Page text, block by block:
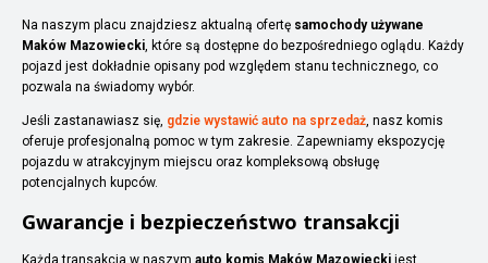
Na naszym placu znajdziesz aktualną ofertę samochody używane
Maków Mazowiecki, które są dostępne do bezpośredniego oglądu. Każdy
pojazd jest dokładnie opisany pod względem stanu technicznego, co
pozwala na świadomy wybór.
Jeśli zastanawiasz się, gdzie wystawić auto na sprzedaż, nasz komis
oferuje profesjonalną pomoc w tym zakresie. Zapewniamy ekspozycję
pojazdu w atrakcyjnym miejscu oraz kompleksową obsługę
potencjalnych kupców.
Gwarancje i bezpieczeństwo transakcji
Każda transakcja w naszym auto komis Maków Mazowiecki jest